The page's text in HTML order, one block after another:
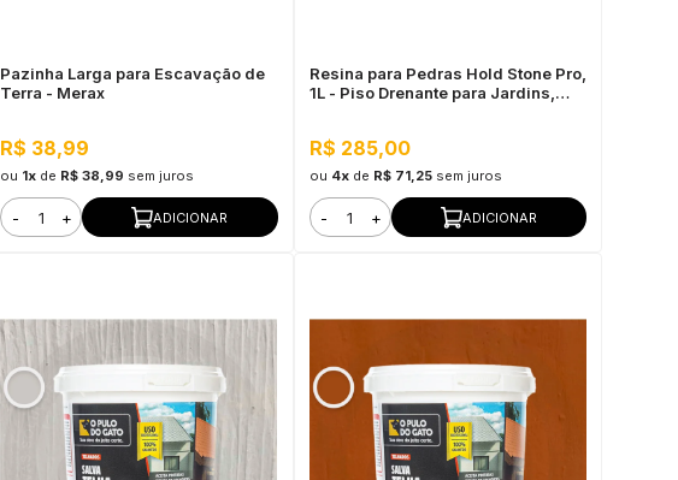
Pazinha Larga para Escavação de
Terra - Merax
R$ 38,99
ou 1x de R$ 38,99 sem juros
- + ADICIONAR
Resina para Pedras Hold Stone Pro,
1L - Piso Drenante para Jardins,
R$ 285,00
ou 4xde R$ 71,25 sem juros
- + ADICIONAR